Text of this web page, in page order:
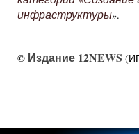
инфраструктуры».
© Издание 12NEWS